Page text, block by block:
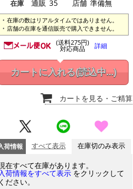
在庫
通販 35 店舗 準備無
在庫の数はリアルタイムではありません。
店舗の在庫を通信販売で購入できません。
(送料275円)
対応商品 詳細
カートに入れる(読込中...)
カートを見る ・ご精算
荷情報 すべて表示 在庫切のみ表示
在すべて在庫があります。
入荷情報をすべて表示 をクリックして
ください。